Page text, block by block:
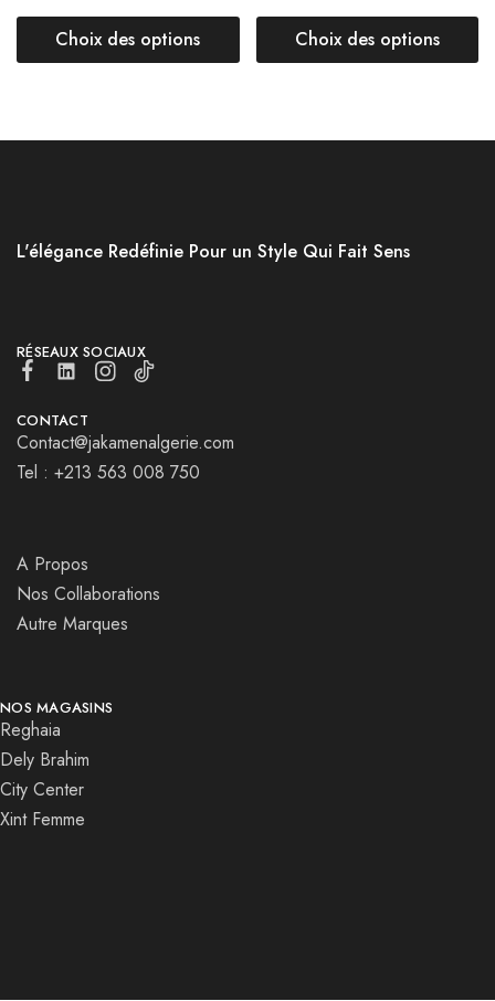
Choix des options Choix des options
L'élégance Redéfinie Pour un Style Qui Fait Sens
RÉSEAUX SOCIAUX
CONTACT
Contact@jakamenalgerie.com
Tel : +213 563 008 750
A Propos
Nos Collaborations
Autre Marques
NOS MAGASINS
Reghaia
Dely Brahim
City Center
Xint Femme